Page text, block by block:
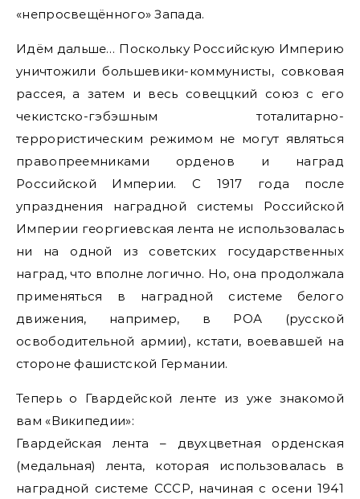
«непросвещённого» Запада.
Идём дальше… Поскольку Российскую Империю
уничтожили большевики-коммунисты, совковая
рассея, а затем и весь совеццкий союз с его
чекистско-гэбэшным тоталитарно-
террористическим режимом не могут являться
правопреемниками орденов и наград
Российской Империи. С 1917 года после
упразднения наградной системы Российской
Империи георгиевская лента не использовалась
ни на одной из советских государственных
наград, что вполне логично. Но, она продолжала
применяться в наградной системе белого
движения, например, в РОА (русской
освободительной армии), кстати, воевавшей на
стороне фашистской Германии.
Теперь о Гвардейской ленте из уже знакомой
вам «Википедии»:
Гвардейская лента – двухцветная орденская
(медальная) лента, которая использовалась в
наградной системе СССР, начиная с осени 1941